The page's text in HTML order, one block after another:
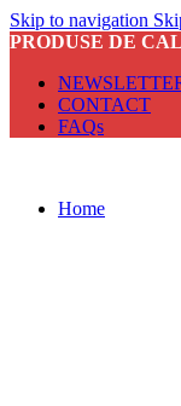
Skip to navigation
PRODUSE DE
CONTACT
FAQs
Home